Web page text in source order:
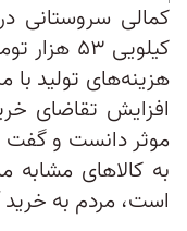
کمالی سروستانی
کیلویی
هزینه‌های تولید با
افزایش تقاضای
موثر دانست و گفت
به کالاهای
است، مردم به خرید